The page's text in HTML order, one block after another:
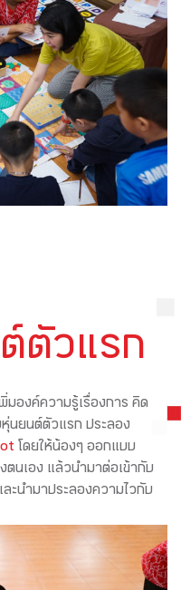
ตัวแรก
องค์ความรู้เรื่องการ คิด
นยนต์ตัวแรก ประลอง
โดยให้น้องๆ ออกแบบ
ตนเอง แล้วนำมาต่อเข้ากับ
ะนำมาประลองความไวกับ